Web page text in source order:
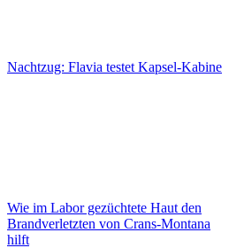
Nachtzug: Flavia testet Kapsel-Kabine
Wie im Labor gezüchtete Haut den
Brandverletzten von Crans-Montana
hilft